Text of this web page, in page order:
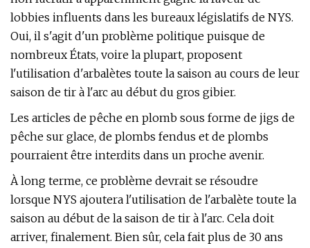
lobbies influents dans les bureaux législatifs de NYS.
Oui, il s'agit d'un problème politique puisque de
nombreux États, voire la plupart, proposent
l'utilisation d'arbalètes toute la saison au cours de leur
saison de tir à l'arc au début du gros gibier.
Les articles de pêche en plomb sous forme de jigs de
pêche sur glace, de plombs fendus et de plombs
pourraient être interdits dans un proche avenir.
À long terme, ce problème devrait se résoudre
lorsque NYS ajoutera l'utilisation de l'arbalète toute la
saison au début de la saison de tir à l'arc. Cela doit
arriver, finalement. Bien sûr, cela fait plus de 30 ans